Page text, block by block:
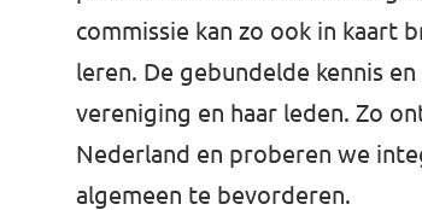
commissie kan zo ook in kaart
leren. De gebundelde kennis
vereniging en haar leden. Zo
Nederland en proberen we
algemeen te bevorderen.